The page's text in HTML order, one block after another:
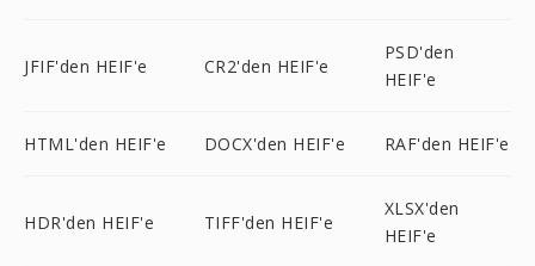
JFIF'den HEIF'e CR2'den HEIF'e
PSD'den
HEIF'e
HTML'den HEIF'e DOCX'den HEIF'e RAF'den HEIF'e
HDR'den HEIF'e TIFF'den HEIF'e
XLSX'den
HEIF'e